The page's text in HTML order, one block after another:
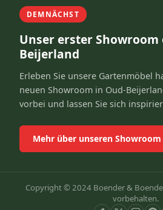
DEMNÄCHST
Unser erster
Beijerland
Erleben Sie unsere Gartenmöbel
neuen Showroom in Oud-
vorbei und lassen Sie sich
Mehr über unseren Showroom
Copyright © 2024 Boender &
vorbehalten.